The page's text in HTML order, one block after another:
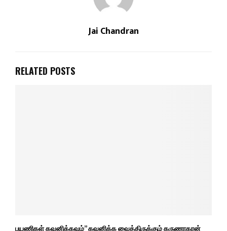
Jai Chandran
RELATED POSTS